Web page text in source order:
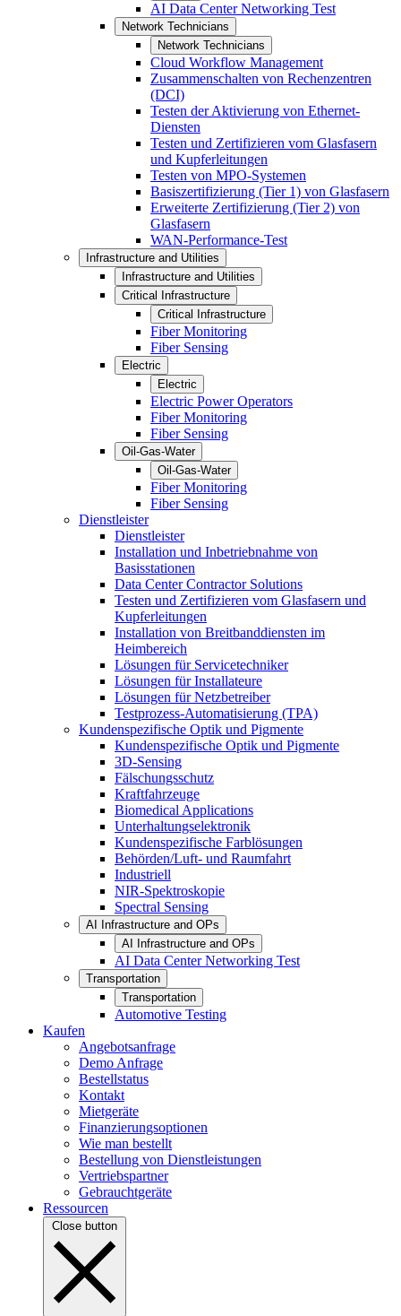
AI Data Center Networking Test
Network Technicians
Network Technicians
Cloud Workflow Management
Zusammenschalten von Rechenzentren
(DCI)
Testen der Aktivierung von Ethernet-
Diensten
Testen und Zertifizieren vom Glasfasern
und Kupferleitungen
Testen von MPO-Systemen
Basiszertifizierung (Tier 1) von Glasfasern
Erweiterte Zertifizierung (Tier 2) von
Glasfasern
WAN-Performance-Test
Infrastructure and Utilities
Infrastructure and Utilities
Critical Infrastructure
Critical Infrastructure
Fiber Monitoring
Fiber Sensing
Electric
Electric
Electric Power Operators
Fiber Monitoring
Fiber Sensing
Oil-Gas-Water
Oil-Gas-Water
Fiber Monitoring
Fiber Sensing
Dienstleister
Dienstleister
Installation und Inbetriebnahme von
Basisstationen
Data Center Contractor Solutions
Testen und Zertifizieren vom Glasfasern und
Kupferleitungen
Installation von Breitbanddiensten im
Heimbereich
Lösungen für Servicetechniker
Lösungen für Installateure
Lösungen für Netzbetreiber
Testprozess-Automatisierung (TPA)
Kundenspezifische Optik und Pigmente
Kundenspezifische Optik und Pigmente
3D-Sensing
Fälschungsschutz
Kraftfahrzeuge
Biomedical Applications
Unterhaltungselektronik
Kundenspezifische Farblösungen
Behörden/Luft- und Raumfahrt
Industriell
NIR-Spektroskopie
Spectral Sensing
AI Infrastructure and OPs
AI Infrastructure and OPs
AI Data Center Networking Test
Transportation
Transportation
Automotive Testing
Kaufen
Angebotsanfrage
Demo Anfrage
Bestellstatus
Kontakt
Mietgeräte
Finanzierungsoptionen
Wie man bestellt
Bestellung von Dienstleistungen
Vertriebspartner
Gebrauchtgeräte
Ressourcen
Close button